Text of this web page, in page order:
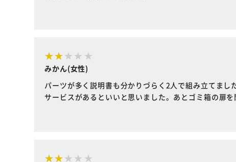
みかん(女性)
パーツが多く説明書も分かりづらく2人で組み立てま
サービスがあるといいと思いました。あとゴミ箱の扉